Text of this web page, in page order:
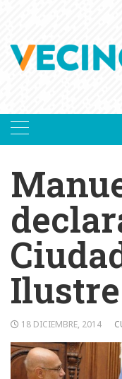
Ilustre
18 DICIEMBRE, 2014